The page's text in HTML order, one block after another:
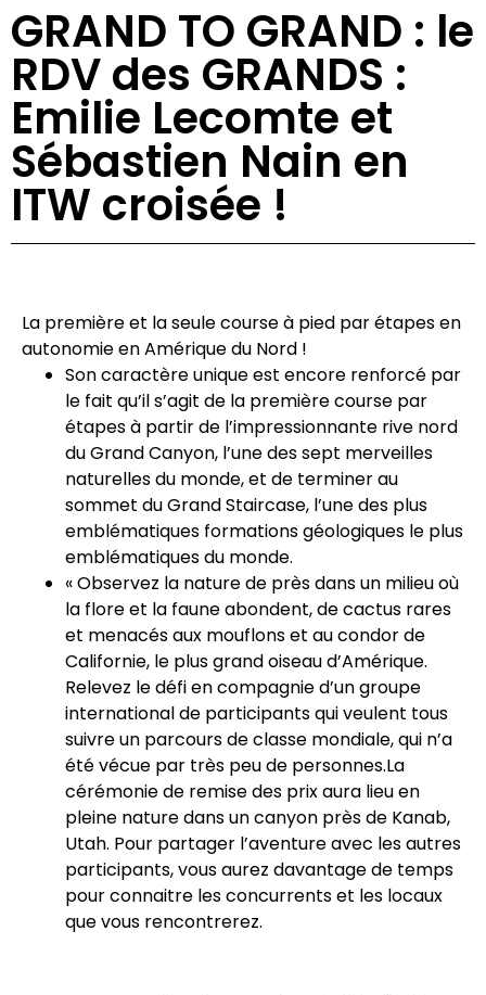
GRAND TO GRAND : le
RDV des GRANDS :
Emilie Lecomte et
Sébastien Nain en
ITW croisée !
La première et la seule course à pied par étapes en
autonomie en Amérique du Nord !
Son caractère unique est encore renforcé par
le fait qu’il s’agit de la première course par
étapes à partir de l’impressionnante rive nord
du Grand Canyon, l’une des sept merveilles
naturelles du monde, et de terminer au
sommet du Grand Staircase, l’une des plus
emblématiques formations géologiques le plus
emblématiques du monde.
« Observez la nature de près dans un milieu où
la flore et la faune abondent, de cactus rares
et menacés aux mouflons et au condor de
Californie, le plus grand oiseau d’Amérique.
Relevez le défi en compagnie d’un groupe
international de participants qui veulent tous
suivre un parcours de classe mondiale, qui n’a
été vécue par très peu de personnes.La
cérémonie de remise des prix aura lieu en
pleine nature dans un canyon près de Kanab,
Utah. Pour partager l’aventure avec les autres
participants, vous aurez davantage de temps
pour connaitre les concurrents et les locaux
que vous rencontrerez.